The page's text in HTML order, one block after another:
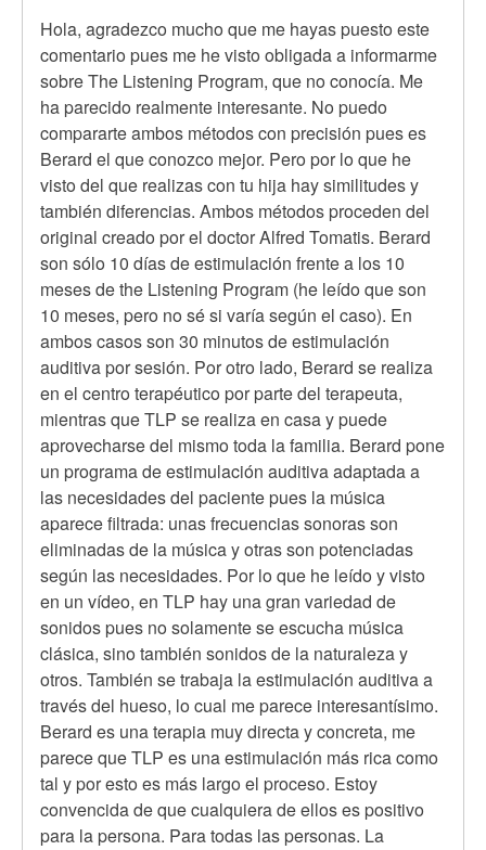
En
respuesta
a
Hola
mi
Hija
de
2
anos
y
por
Anónimo
(no
verificado)
Hola, agradezco mucho que me hayas puesto este
comentario pues me he visto obligada a informarme
sobre The Listening Program, que no conocía. Me
ha parecido realmente interesante. No puedo
compararte ambos métodos con precisión pues es
Berard el que conozco mejor. Pero por lo que he
visto del que realizas con tu hija hay similitudes y
también diferencias. Ambos métodos proceden del
original creado por el doctor Alfred Tomatis. Berard
son sólo 10 días de estimulación frente a los 10
meses de the Listening Program (he leído que son
10 meses, pero no sé si varía según el caso). En
ambos casos son 30 minutos de estimulación
auditiva por sesión. Por otro lado, Berard se realiza
en el centro terapéutico por parte del terapeuta,
mientras que TLP se realiza en casa y puede
aprovecharse del mismo toda la familia. Berard pone
un programa de estimulación auditiva adaptada a
las necesidades del paciente pues la música
aparece filtrada: unas frecuencias sonoras son
eliminadas de la música y otras son potenciadas
según las necesidades. Por lo que he leído y visto
en un vídeo, en TLP hay una gran variedad de
sonidos pues no solamente se escucha música
clásica, sino también sonidos de la naturaleza y
otros. También se trabaja la estimulación auditiva a
través del hueso, lo cual me parece interesantísimo.
Berard es una terapia muy directa y concreta, me
parece que TLP es una estimulación más rica como
tal y por esto es más largo el proceso. Estoy
convencida de que cualquiera de ellos es positivo
para la persona. Para todas las personas. La